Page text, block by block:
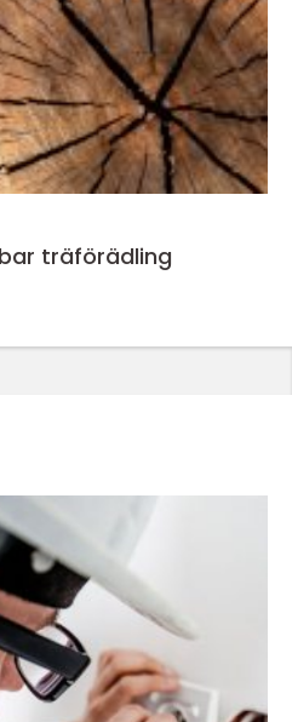
hållbar träförädling